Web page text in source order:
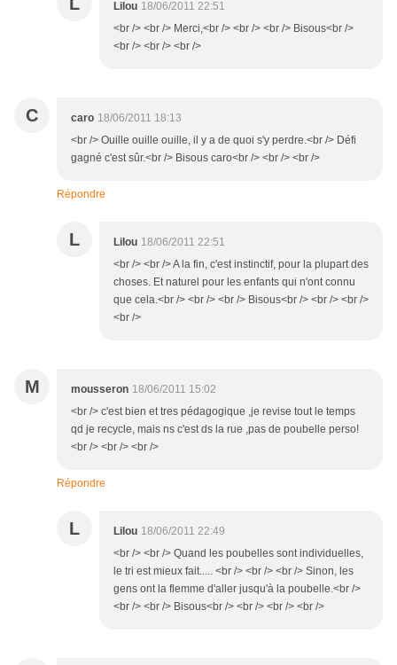
Lilou 18/06/2011 22:51
<br /> <br /> Merci,<br /> <br /> <br /> Bisous<br />
<br /> <br /> <br />
C caro 18/06/2011 18:13
<br /> Ouille ouille ouille, il y a de quoi s'y perdre.<br /> Défi
gagné c'est sûr.<br /> Bisous caro<br /> <br /> <br />
Répondre
L Lilou 18/06/2011 22:51
<br /> <br /> A la fin, c'est instinctif, pour la plupart des
choses. Et naturel pour les enfants qui n'ont connu
que cela.<br /> <br /> <br /> Bisous<br /> <br /> <br />
<br />
M mousseron 18/06/2011 15:02
<br /> c'est bien et tres pédagogique ,je revise tout le temps
qd je recycle, mais ns c'est ds la rue ,pas de poubelle perso!
<br /> <br /> <br />
Répondre
L Lilou 18/06/2011 22:49
<br /> <br /> Quand les poubelles sont individuelles,
le tri est mieux fait..... <br /> <br /> <br /> Sinon, les
gens ont la flemme d'aller jusqu'à la poubelle.<br />
<br /> <br /> Bisous<br /> <br /> <br /> <br />